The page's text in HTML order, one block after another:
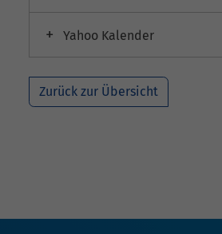
Yahoo Kalender
Zurück zur Übersicht